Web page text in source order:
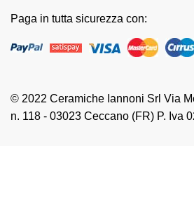
© 2022 Ceramiche Iannoni Srl Via
n. 118 - 03023 Ceccano (FR) P. Iva
Paga in tutta sicurezza con: